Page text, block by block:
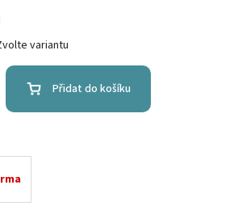
variantu
Přidat do košíku